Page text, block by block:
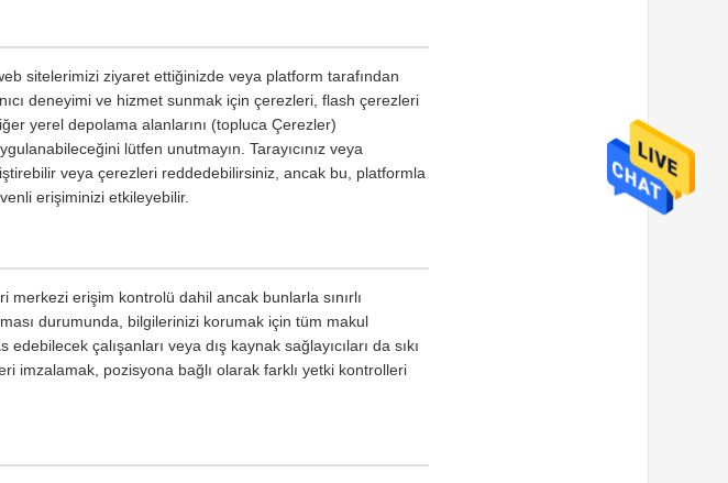
sitelerimizi ziyaret ettiğinizde veya platform tarafından
deneyimi ve hizmet sunmak için çerezleri, flash çerezleri
yerel depolama alanlarını (topluca Çerezler)
lütfen unutmayın. Tarayıcınız veya
veya çerezleri reddedebilirsiniz, ancak bu, platformla
erişiminizi etkileyebilir.
erişim kontrolü dahil ancak bunlarla sınırlı
durumunda, bilgilerinizi korumak için tüm makul
çalışanları veya dış kaynak sağlayıcıları da sıkı
imzalamak, pozisyona bağlı olarak farklı yetki kontrolleri